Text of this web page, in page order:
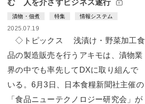
む 人を介さずビジネス遂行
漬物・佃煮 特集 情報システム
2025.07.19
◇トピックス 浅漬け・野菜加工食
品の製造販売を行うアキモは、漬物業
界の中でも率先してDXに取り組んで
いる。6月3日、日本食糧新聞社主催の
「食品ニューテクノロジー研究会」が